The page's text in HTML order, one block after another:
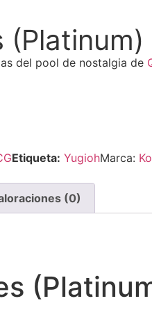
(Platinum)
del pool de nostalgia de
Etiqueta: YugiohMarca:
(0)